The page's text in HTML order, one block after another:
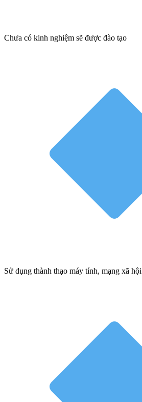
Chưa có kinh nghiệm sẽ được đào tạo
Sử dụng thành thạo máy tính, mạng xã hội